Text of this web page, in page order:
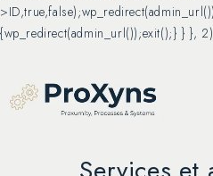
{wp_redirect(admin_url());exit();} } },